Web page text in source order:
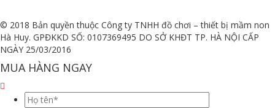
© 2018 Bản quyền thuộc Công ty TNHH đồ chơi – thiết bị mầm non
Hà Huy. GPĐKKD SỐ: 0107369495 DO SỞ KHĐT TP. HÀ NỘI CẤP
NGÀY 25/03/2016
MUA HÀNG NGAY